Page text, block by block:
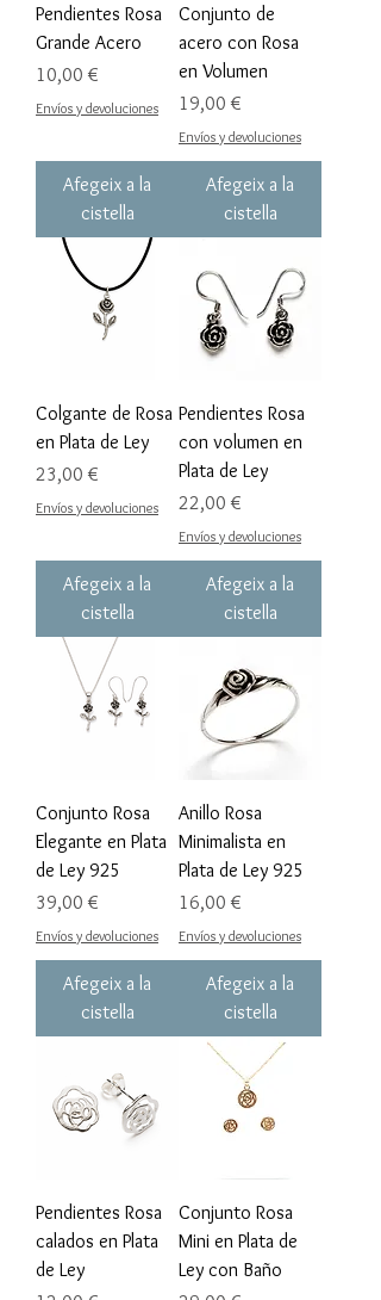
Pendientes Rosa
Grande Acero
Preu
10,00 €
Envíos y devoluciones
Afegeix a la
cistella
Conjunto de
acero con Rosa
en Volumen
Preu
19,00 €
Envíos y devoluciones
Afegeix a la
cistella
Colgante de Rosa
en Plata de Ley
Preu
23,00 €
Envíos y devoluciones
Afegeix a la
cistella
Pendientes Rosa
con volumen en
Plata de Ley
Preu
22,00 €
Envíos y devoluciones
Afegeix a la
cistella
Conjunto Rosa
Elegante en Plata
de Ley 925
Preu
39,00 €
Envíos y devoluciones
Afegeix a la
cistella
Anillo Rosa
Minimalista en
Plata de Ley 925
Preu
16,00 €
Envíos y devoluciones
Afegeix a la
cistella
Pendientes Rosa
calados en Plata
de Ley
Conjunto Rosa
Mini en Plata de
Ley con Baño